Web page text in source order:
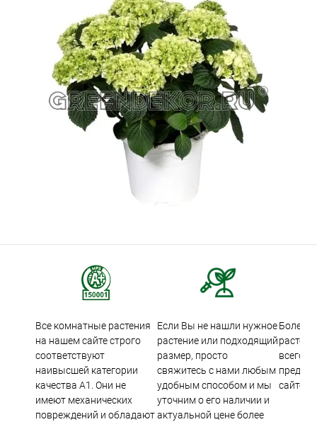
Все комнатные растения
на нашем сайте строго
соответствуют
наивысшей категории
качества А1. Они не
имеют механических
повреждений и обладают
Если Вы не нашли нужное
растение или подходящий
размер, просто
свяжитесь с нами любым
удобным способом и мы
уточним о его наличии и
актуальной цене более
Более
всего
сайте.